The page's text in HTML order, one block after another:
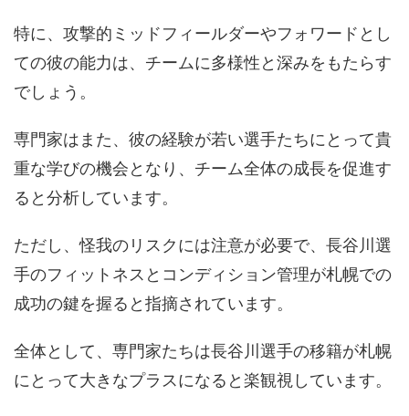
特に、攻撃的ミッドフィールダーやフォワードとし
ての彼の能力は、チームに多様性と深みをもたらす
でしょう。
専門家はまた、彼の経験が若い選手たちにとって貴
重な学びの機会となり、チーム全体の成長を促進す
ると分析しています。
ただし、怪我のリスクには注意が必要で、長谷川選
手のフィットネスとコンディション管理が札幌での
成功の鍵を握ると指摘されています。
全体として、専門家たちは長谷川選手の移籍が札幌
にとって大きなプラスになると楽観視しています。